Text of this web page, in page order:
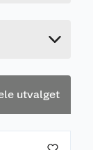
utvalget